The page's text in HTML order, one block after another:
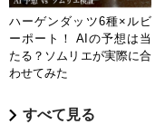
ハーゲンダッツ6種×ルビ
ーポート！ AIの予想は当
たる？ソムリエが実際に合
わせてみた
すべて見る